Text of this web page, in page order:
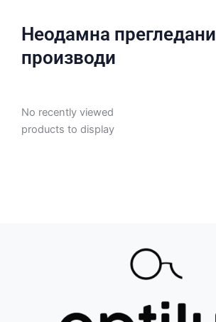
Неодамна прегледани
производи
No recently viewed
products to display